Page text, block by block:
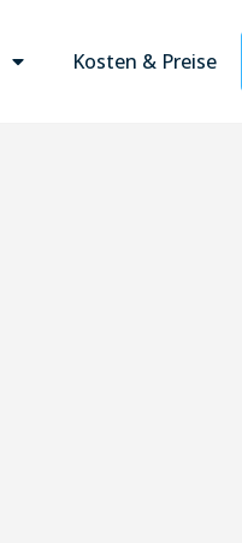
Kosten & Preise